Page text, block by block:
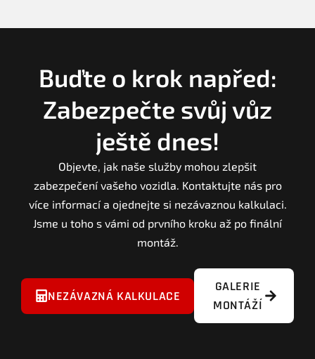
Buďte o krok napřed:
Zabezpečte svůj vůz
ještě dnes!
Objevte, jak naše služby mohou zlepšit
zabezpečení vašeho vozidla. Kontaktujte nás pro
více informací a ojednejte si nezávaznou kalkulaci.
Jsme u toho s vámi od prvního kroku až po finální
montáž.
NEZÁVAZNÁ KALKULACE
GALERIE
MONTÁŽÍ